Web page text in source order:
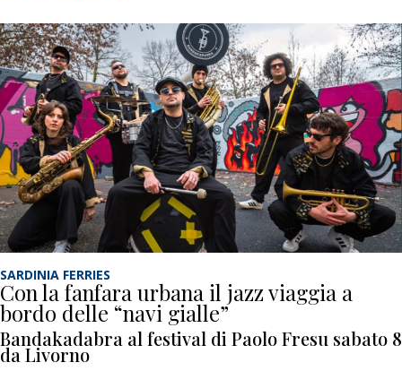
SARDINIA FERRIES
Con la fanfara urbana il jazz viaggia a
bordo delle “navi gialle”
Bandakadabra al festival di Paolo Fresu sabato 8
da Livorno